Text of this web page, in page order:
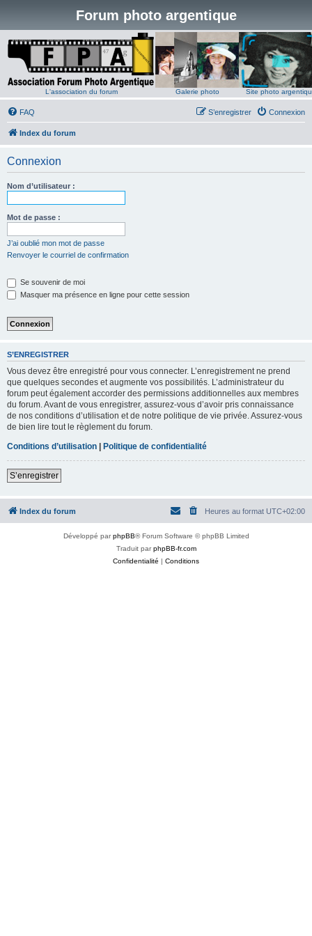
Forum photo argentique
L'association du forum Galerie photo Site photo
FAQ Connexion
S’enregistrer
Index du forum
Connexion
Nom d’utilisateur :
Mot de passe :
J’ai oublié mon mot de passe
Renvoyer le courriel de confirmation
Se souvenir de moi
Masquer ma présence en ligne pour cette session
S’ENREGISTRER
Vous devez être enregistré pour vous connecter. L’enregistrement ne prend
que quelques secondes et augmente vos possibilités. L’administrateur du
forum peut également accorder des permissions additionnelles aux membres
du forum. Avant de vous enregistrer, assurez-vous d’avoir pris connaissance
de nos conditions d’utilisation et de notre politique de vie privée. Assurez-vous
de bien lire tout le règlement du forum.
Conditions d’utilisation | Politique de confidentialité
S’enregistrer
Index du forum Heures au format UTC+02:00
Développé parphpBB® Forum Software © phpBB Limited
Traduit parphpBB-fr.com
Confidentialité | Conditions